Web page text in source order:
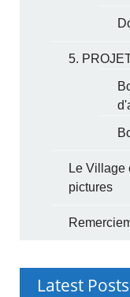
5.
Le Village
pictures
Latest Posts